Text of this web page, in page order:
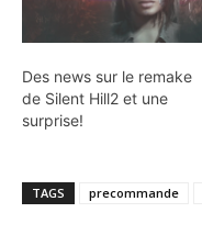
Des news sur le remake
de Silent Hill2 et une
surprise!
TAGS precommande